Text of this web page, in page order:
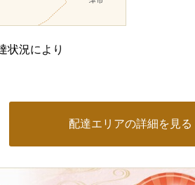
状況により
配達エリアの詳細を見る